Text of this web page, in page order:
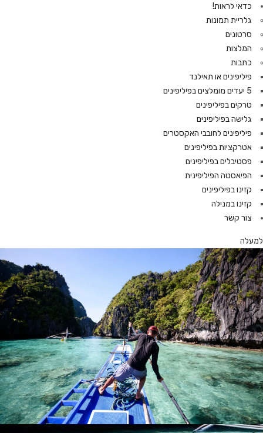
כדאי לראות!
גלריית תמונות
סרטונים
המלצות
כתבות
פיליפינים או תאילנד
5 יעדים מומלצים בפיליפינים
טרקים בפיליפינים
גלישה בפיליפינים
פיליפינים לחובבי האקסטרים
אטרקציות בפיליפינים
פסטיבלים בפיליפינים
הפיאסטה הפיליפינית
קזינו בפיליפינים
קזינו במנילה
צור קשר
למעלה